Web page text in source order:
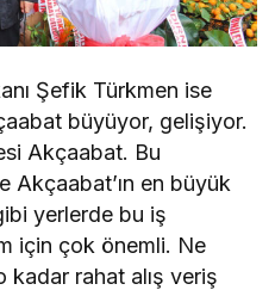
Şefik Türkmen ise
büyüyor, gelişiyor.
Akçaabat. Bu
Akçaabat’ın en büyük
yerlerde bu iş
için çok önemli. Ne
rahat alış veriş